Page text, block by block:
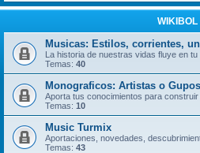
WIKIBOL
Musicas: Estilos, corrientes,
La historia de nuestras vidas fluye en tu
Temas: 40
Monograficos: Artistas o
Aporta tus conocimientos para construir
Temas: 10
Music Turmix
Aportaciones, novedades,
Temas: 43